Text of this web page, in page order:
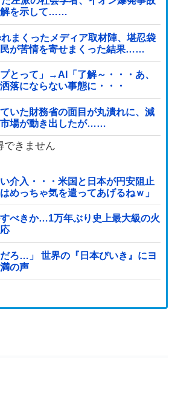
解を示して……
まくったメディア取材陣、堪忍袋
が苦情を寄せまくった結果……
とって」→AI「了解～・・・あ、
落にならない事態に・・・
いた財務省の面目が丸潰れに、減
市場が動き出したが……
できません
介入・・・米国と日本が円安阻止
めっちゃ気を遣ってあげるねｗ」
・・・」
べきか…1万年ぶり史上最大級の火
ろ…」 世界の『日本びいき』にヨ
の声